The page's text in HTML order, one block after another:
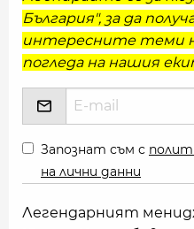
България", за да
интересните теми
погледа на нашия
Запознат съм с
на лични данни
Легендарният